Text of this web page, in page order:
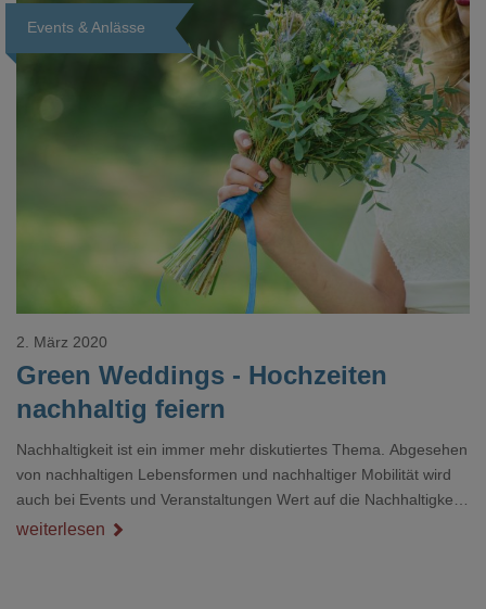
für Sie zusammengestellt.
Events & Anlässe
Green Weddings - Hochzeiten
nachhaltig feiern
2. März 2020
Nachhaltigkeit ist ein immer mehr diskutiertes Thema. Abgesehen
von nachhaltigen Lebensformen und nachhaltiger Mobilität wird
auch bei Events und Veranstaltungen Wert auf die Nachhaltigkeit
gelegt. So kann man auch Hochzeiten nachhaltiger und
weiterlesen